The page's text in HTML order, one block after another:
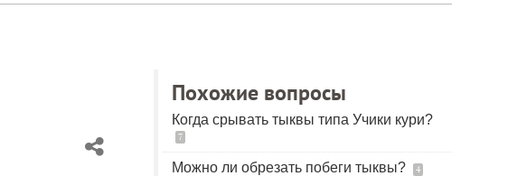
Похожие вопросы
Когда срывать тыквы типа Учики кури?
7
Можно ли обрезать побеги тыквы? 4